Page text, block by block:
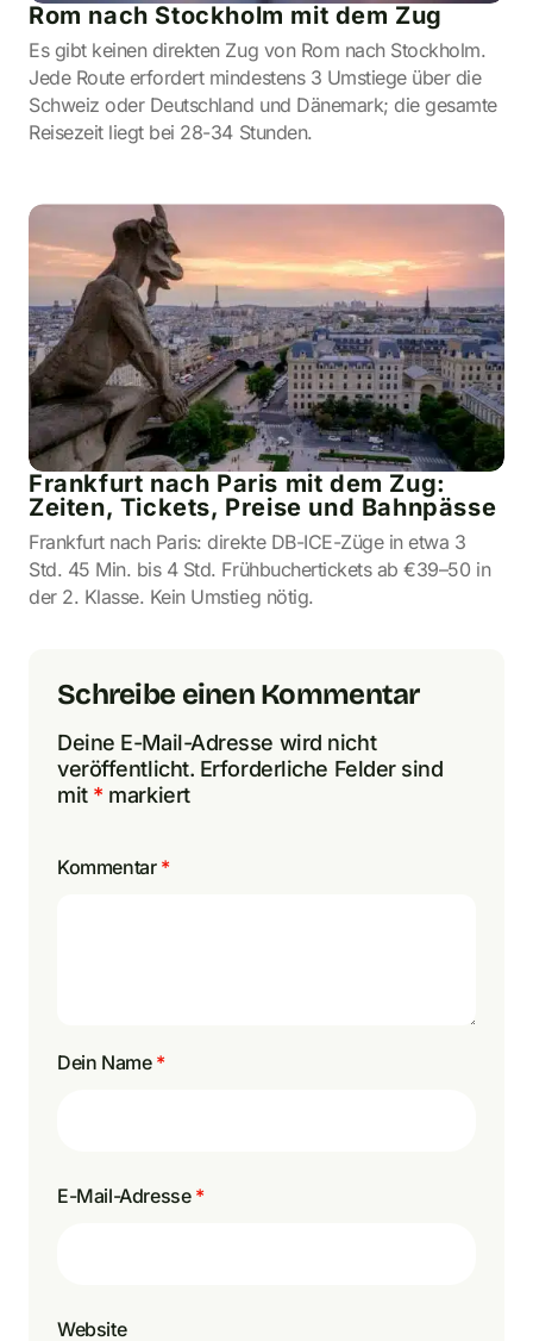
Rom nach Stockholm mit dem Zug
Es gibt keinen direkten Zug von Rom nach Stockholm.
Jede Route erfordert mindestens 3 Umstiege über die
Schweiz oder Deutschland und Dänemark; die gesamte
Reisezeit liegt bei 28-34 Stunden.
Frankfurt nach Paris mit dem Zug:
Zeiten, Tickets, Preise und Bahnpässe
Frankfurt nach Paris: direkte DB-ICE-Züge in etwa 3
Std. 45 Min. bis 4 Std. Frühbuchertickets ab €39–50 in
der 2. Klasse. Kein Umstieg nötig.
Schreibe einen Kommentar
Deine E-Mail-Adresse wird nicht
veröffentlicht. Erforderliche Felder sind
mit * markiert
Kommentar *
Dein Name *
E-Mail-Adresse *
Website